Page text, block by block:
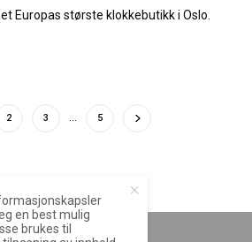
Europas største klokkebutikk i Oslo.
2 3 … 5
en best mulig
brukes til